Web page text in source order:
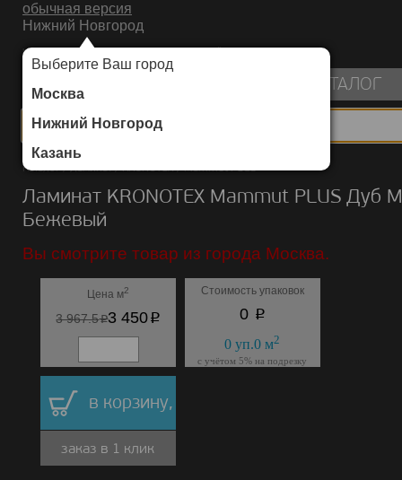
обычная версия
Нижний Новгород
Выберите Ваш город
Москва
Нижний Новгород
Казань
ИНТЕРНЕТ-МАГАЗИН НАПОЛЬНЫХ ПОКРЫТИЙ
КАТАЛОГ
Каталог/Ламинат/KRONOTEX/Mammut PLUS
Ламинат KRONOTEX Mammut PLUS Дуб
Бежевый
Вы смотрите товар из города Москва.
Цена м2
3 967.5p3 450p
Стоимость упаковок
0 p
0 уп.0 м2
с учётом 5% на подрезку
в корзину,
заказ в 1 клик